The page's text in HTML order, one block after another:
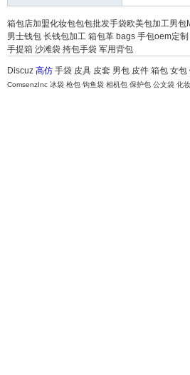
坛-
箱包店加盟化妆包包包批发手袋欧美包加工男包
男士钱包 长钱包加工 箱包革 bags 手包oem定制
手提箱 沙滩袋 挎包手袋 军用背包
Discuz 高仿 手袋 皮具 皮套 男包 皮件 箱包 女包
ComsenzInc 冰袋 枪包 钩鱼袋 相机包 保护包 公文袋 化